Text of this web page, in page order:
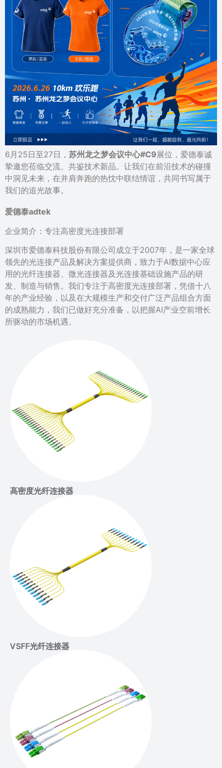
6月25日至27日， 苏州龙之梦会议中心#C9展位，爱德泰诚
挚邀您莅临交流、共鉴技术新品。让我们在前沿技术的碰撞
中洞见未来，在并肩奔跑的热忱中联结情谊，共同书写属于
我们的追光故事。
爱德泰adtek
企业简介：专注高密度光连接部署
深圳市爱德泰科技股份有限公司成立于2007年，是一家全球
领先的光连接产品及解决方案提供商，致力于AI数据中心应
用的光纤连接器、微光连接器及光连接基础设施产品的研
发、制造与销售。我们专注于高密度光连接部署，凭借十八
年的产业经验，以及在大规模生产和交付广泛产品组合方面
的成熟能力，我们已做好充分准备，以把握AI产业空前增长
所驱动的市场机遇。
高密度光纤连接器
VSFF光纤连接器